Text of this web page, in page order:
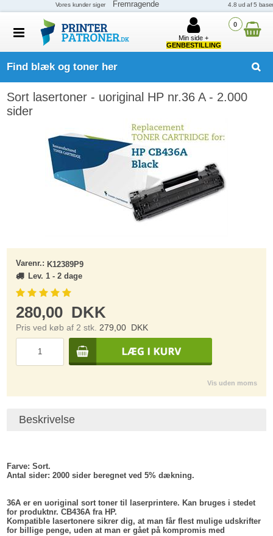
0
Min side +
GENBESTILLING
Find blæk og toner her
Sort lasertoner - uoriginal HP nr.36 A - 2.000
sider
Varenr.: K12389P9
Lev. 1 - 2 dage
280,00 DKK
Pris ved køb af 2 stk. 279,00 DKK
Vis uden moms
Beskrivelse
Farve: Sort.
Antal sider: 2000 sider beregnet ved 5% dækning.
36A er en uoriginal sort toner til laserprintere. Kan bruges i stedet
for produktnr. CB436A fra HP.
Kompatible lasertonere sikrer dig, at man får flest mulige udskrifter
for billige penge, uden at man er gået på kompromis med